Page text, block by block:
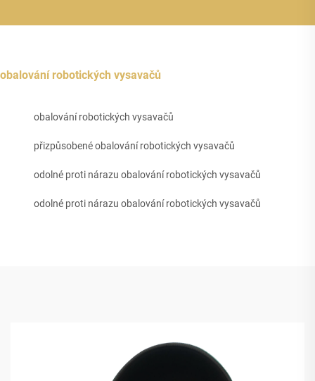
obalování robotických vysavačů
obalování robotických vysavačů
přizpůsobené obalování robotických vysavačů
odolné proti nárazu obalování robotických vysavačů
odolné proti nárazu obalování robotických vysavačů